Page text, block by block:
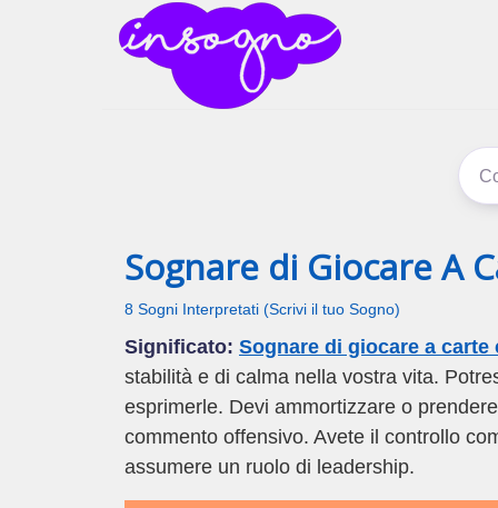
Sognare di Giocare A
8 Sogni Interpretati (Scrivi il tuo Sogno)
Significato: Sognare di giocare a carte
stabilità e di calma nella vostra vita.
esprimerle. Devi ammortizzare o
commento offensivo. Avete il controllo
assumere un ruolo di leadership.